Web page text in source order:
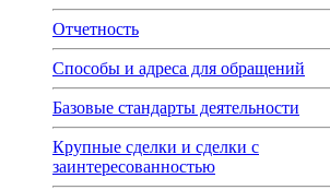
Отчетность
Способы и адреса для обращений
Базовые стандарты деятельности
Крупные сделки и сделки с
заинтересованностью